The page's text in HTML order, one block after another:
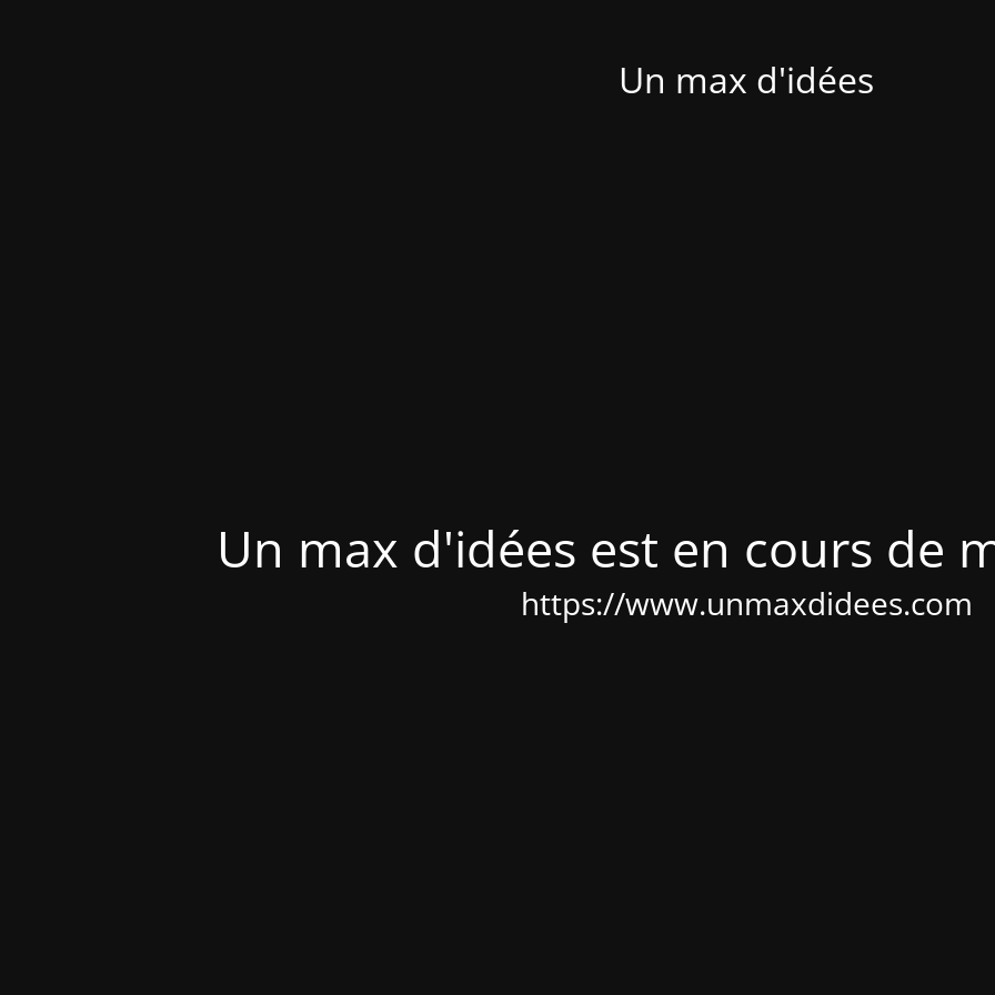
Un max d'idées
Un max d'idées est en cours de
https://www.unmaxdidees.com